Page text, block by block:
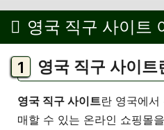
영국 직구 사이트
영국 직구 사이트
영국 직구 사이트란 영국에
매할 수 있는 온라인 쇼핑몰